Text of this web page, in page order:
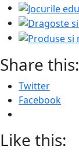
Share this:
Twitter
Facebook
Like this: